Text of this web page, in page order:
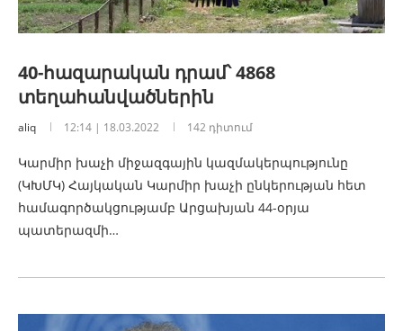
40-հազարական դրամ՝ 4868
տեղահանվածներին
aliq 12:14 | 18.03.2022 142 դիտում
Կարմիր խաչի միջազգային կազմակերպությունը
(ԿԽՄԿ) Հայկական Կարմիր խաչի ընկերության հետ
համագործակցությամբ Արցախյան 44-օրյա
պատերազմի…